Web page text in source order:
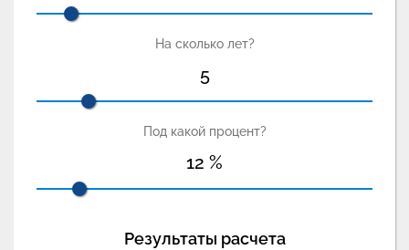
На сколько лет?
5
Под какой процент?
12 %
Результаты расчета